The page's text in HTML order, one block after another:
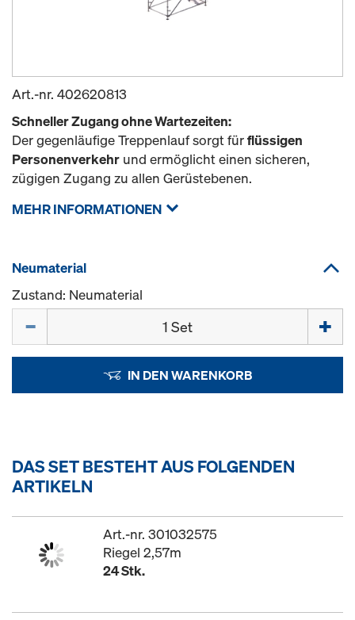
Art.-nr. 402620813
Schneller Zugang ohne Wartezeiten:
Der gegenläufige Treppenlauf sorgt fürflüssigen
Personenverkehr und ermöglicht einen sicheren,
zügigen Zugang zu allen Gerüstebenen.
MEHR INFORMATIONEN
Neumaterial
Zustand: Neumaterial
IN DEN WARENKORB
DAS SET BESTEHT AUS FOLGENDEN
ARTIKELN
Art.-nr. 301032575
Riegel 2,57m
24 Stk.